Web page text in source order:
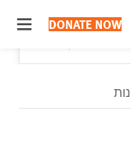
DONATE NOW
Would you like
Close